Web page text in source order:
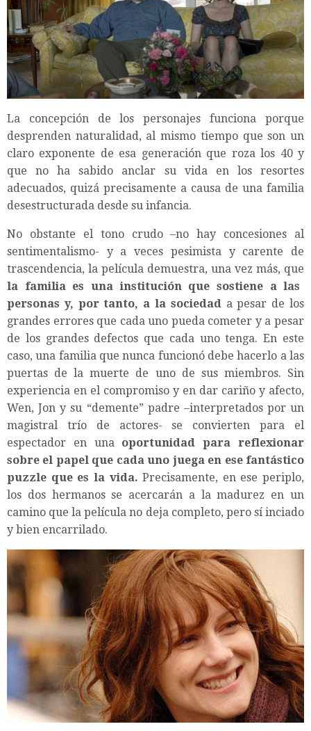
La concepción de los personajes funciona porque
desprenden naturalidad, al mismo tiempo que son un
claro exponente de esa generación que roza los 40 y
que no ha sabido anclar su vida en los resortes
adecuados, quizá precisamente a causa de una familia
desestructurada desde su infancia.
No obstante el tono crudo –no hay concesiones al
sentimentalismo- y a veces pesimista y carente de
trascendencia, la película demuestra, una vez más, que
la familia es una institución que sostiene a las
personas y, por tanto, a la sociedad a pesar de los
grandes errores que cada uno pueda cometer y a pesar
de los grandes defectos que cada uno tenga. En este
caso, una familia que nunca funcionó debe hacerlo a las
puertas de la muerte de uno de sus miembros. Sin
experiencia en el compromiso y en dar cariño y afecto,
Wen, Jon y su “demente” padre –interpretados por un
magistral trío de actores- se convierten para el
espectador en una oportunidad para reflexionar
sobre el papel que cada uno juega en ese fantástico
puzzle que es la vida.Precisamente, en ese periplo,
los dos hermanos se acercarán a la madurez en un
camino que la película no deja completo, pero sí inciado
y bien encarrilado.